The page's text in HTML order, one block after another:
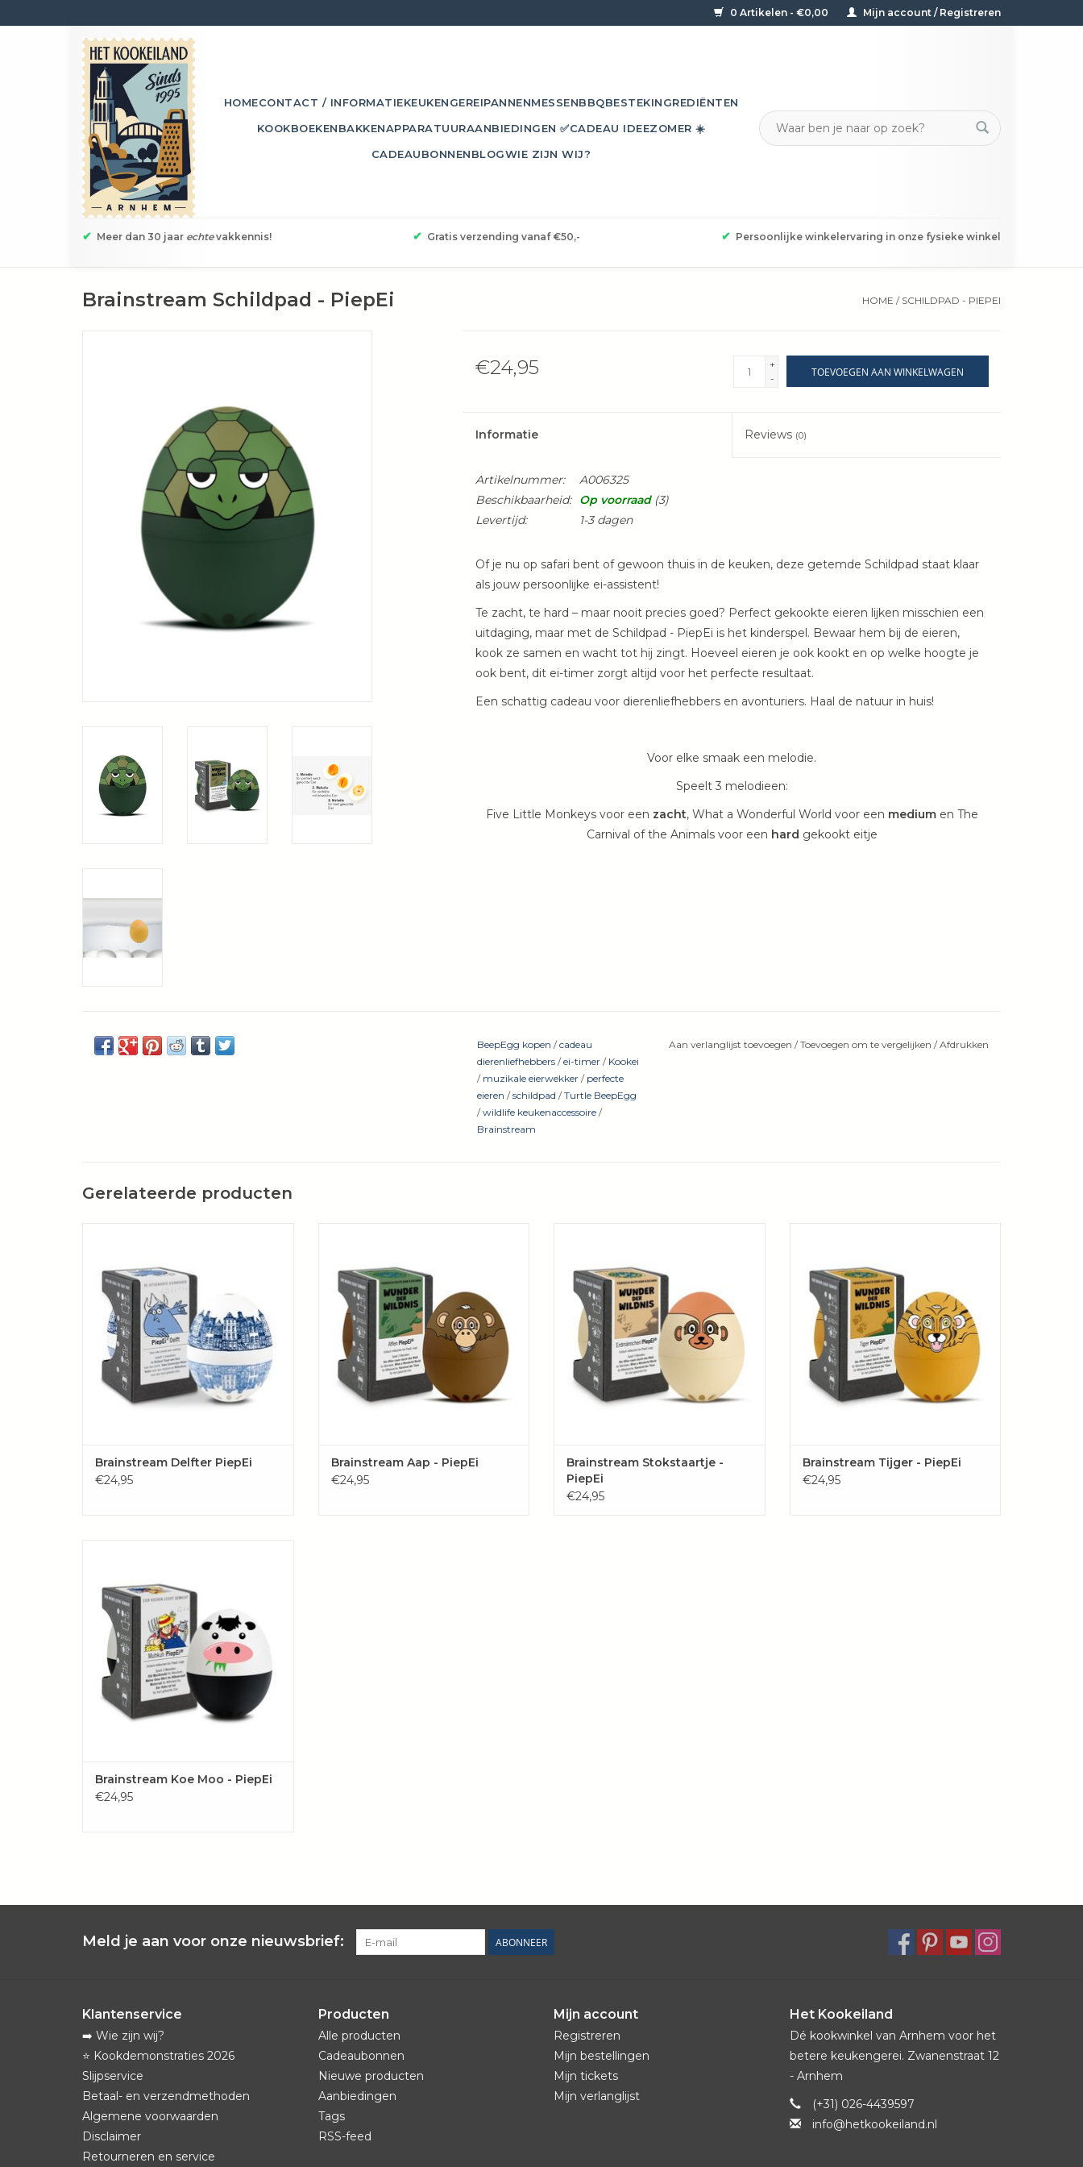
0 Artikelen - €0,00 Mijn account / Registreren
HOMECONTACT / INFORMATIEKEUKENGEREIPANNENMESSENBBQBESTEKINGREDIËNTEN
KOOKBOEKENBAKKENAPPARATUURAANBIEDINGEN ✅CADEAU IDEEZOMER ☀️
CADEAUBONNENBLOGWIE ZIJN WIJ?
✔ Meer dan 30 jaar echtevakkennis! ✔ Gratis verzending vanaf €50,- ✔ Persoonlijke winkelervaring in onze fysieke winkel
Brainstream Schildpad - PiepEi HOME / SCHILDPAD - PIEPEI
€24,95
+
-
TOEVOEGEN AAN WINKELWAGEN
Informatie Reviews (0)
Artikelnummer:
A006325
Beschikbaarheid:
Op voorraad(3)
Levertijd:
1-3 dagen
Of je nu op safari bent of gewoon thuis in de keuken, deze getemde Schildpad staat klaar
als jouw persoonlijke ei-assistent!
Te zacht, te hard – maar nooit precies goed? Perfect gekookte eieren lijken misschien een
uitdaging, maar met de Schildpad - PiepEi is het kinderspel. Bewaar hem bij de eieren,
kook ze samen en wacht tot hij zingt. Hoeveel eieren je ook kookt en op welke hoogte je
ook bent, dit ei-timer zorgt altijd voor het perfecte resultaat.
Een schattig cadeau voor dierenliefhebbers en avonturiers. Haal de natuur in huis!
Voor elke smaak een melodie.
Speelt 3 melodieen:
Five Little Monkeys voor een zacht, What a Wonderful World voor een mediumen The
Carnival of the Animals voor een hard gekookt eitje
BeepEgg kopen /cadeau
dierenliefhebbers /ei-timer / Kookei
/ muzikale eierwekker / perfecte
eieren /schildpad /Turtle BeepEgg
/wildlife keukenaccessoire /
Brainstream
Aan verlanglijst toevoegen /Toevoegen om te vergelijken /Afdrukken
Gerelateerde producten
TOEVOEGEN AAN WINKELWAGEN
Brainstream Delfter PiepEi
€24,95
TOEVOEGEN AAN WINKELWAGEN
Brainstream Aap - PiepEi
€24,95
TOEVOEGEN AAN WINKELWAGEN
Brainstream Stokstaartje -
PiepEi
€24,95
TOEVOEGEN AAN WINKELWAGEN
Brainstream Tijger - PiepEi
€24,95
begintemperatuur van het water of de
hoogte waarop je kookt, dit
boerderijvriendje zorgt altijd voor een
perfect resultaat.
TOEVOEGEN AAN WINKELWAGEN
Brainstream Koe Moo - PiepEi
€24,95
Meld je aan voor onze nieuwsbrief: ABONNEER
Klantenservice
➡️ Wie zijn wij?
⭐️ Kookdemonstraties 2026
Slijpservice
Betaal- en verzendmethoden
Algemene voorwaarden
Disclaimer
Retourneren en service
Producten
Alle producten
Cadeaubonnen
Nieuwe producten
Aanbiedingen
Tags
RSS-feed
Mijn account
Registreren
Mijn bestellingen
Mijn tickets
Mijn verlanglijst
Het Kookeiland
Dé kookwinkel van Arnhem voor het
betere keukengerei. Zwanenstraat 12
- Arnhem
(+31) 026-4439597
info@hetkookeiland.nl